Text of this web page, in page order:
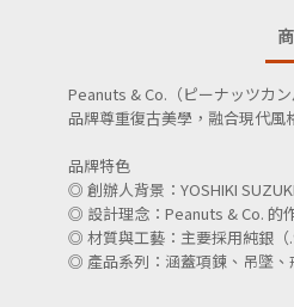
Peanuts & Co.（ピーナッツカ
品牌尊重復古美學，融合現代風
品牌特色
◎ 創辦人背景：YOSHIKI
◎ 設計理念：Peanuts & Co. 的
◎ 材質與工藝：主要採用純銀
◎ 產品系列：涵蓋項鍊、吊墜